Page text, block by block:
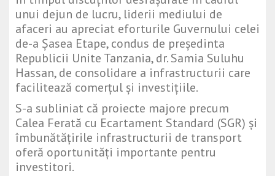
unui dejun de lucru, liderii mediului de
afaceri au apreciat eforturile Guvernului celei
de-a Șasea Etape, condus de președinta
Republicii Unite Tanzania, dr. Samia Suluhu
Hassan, de consolidare a infrastructurii care
facilitează comerțul și investițiile.
S-a subliniat că proiecte majore precum
Calea Ferată cu Ecartament Standard (SGR) și
îmbunătățirile infrastructurii de transport
oferă oportunități importante pentru
investitori.